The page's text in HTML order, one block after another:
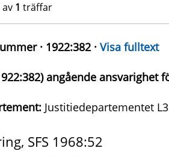
av 1 träffar
· 1922:382 · Visa fulltext
angående ansvarighet
Justitiedepartementet L3
SFS 1968:52